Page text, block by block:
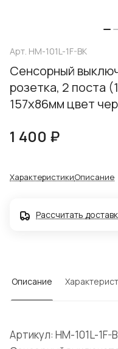
Арт. HM-101L-1F-BK
Сенсорный
розетка, 2 поста
157х86мм цвет
1 400 ₽
ХарактеристикиОписание
Рассчитать
Описание
Артикул: HM-101L-1F-